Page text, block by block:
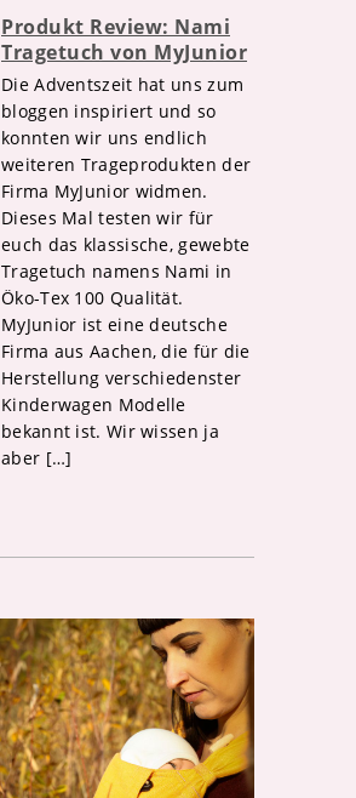
Produkt Review: Nami
Tragetuch von MyJunior
Die Adventszeit hat uns zum
bloggen inspiriert und so
konnten wir uns endlich
weiteren Trageprodukten der
Firma MyJunior widmen.
Dieses Mal testen wir für
euch das klassische, gewebte
Tragetuch namens Nami in
Öko-Tex 100 Qualität.
MyJunior ist eine deutsche
Firma aus Aachen, die für die
Herstellung verschiedenster
Kinderwagen Modelle
bekannt ist. Wir wissen ja
aber […]